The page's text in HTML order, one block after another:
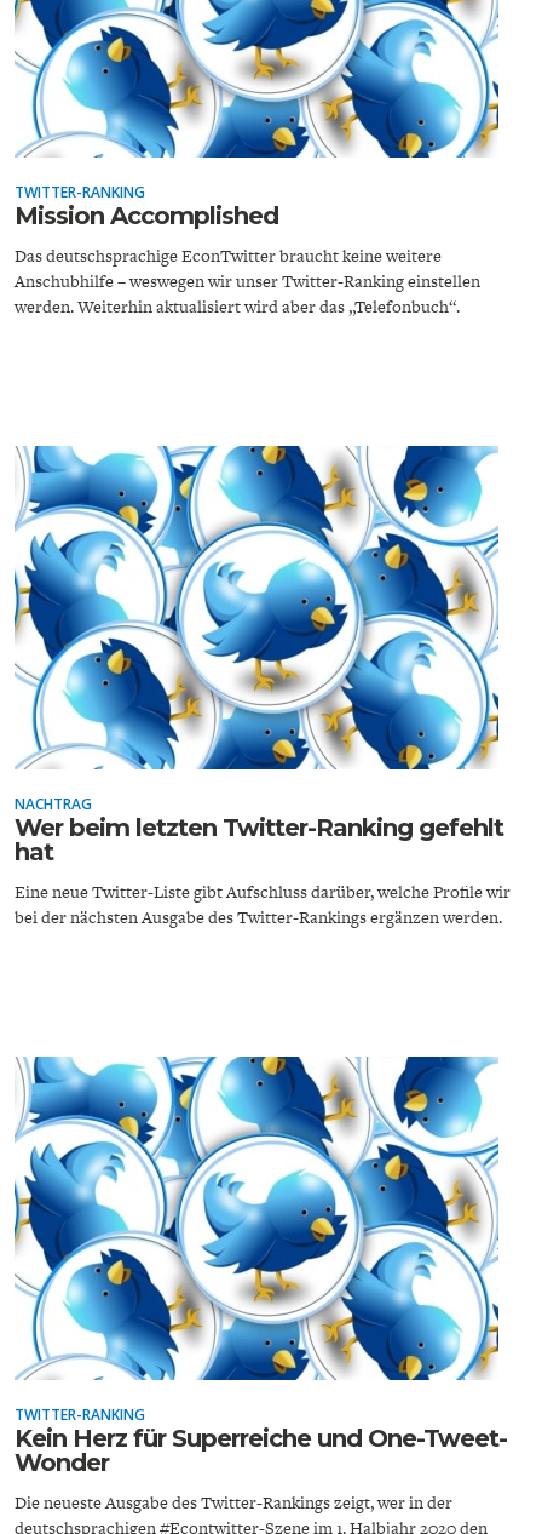
FACHKRÄFTEMANGEL
DAS DEUTSCHE
GESUNDHEITSWESEN
DIE NÄCHSTE STUFE DER
GERMANOMICS
FINANZMÄRKTE
GELDPOLITIK
GESELLSCHAFT
HÖRSAAL
TWITTER-RANKING
Mission Accomplished
Das deutschsprachige EconTwitter braucht keine weitere
Anschubhilfe – weswegen wir unser Twitter-Ranking einstellen
werden. Weiterhin aktualisiert wird aber das „Telefonbuch“.
NACHTRAG
Wer beim letzten Twitter-Ranking gefehlt
hat
Eine neue Twitter-Liste gibt Aufschluss darüber, welche Profile wir
bei der nächsten Ausgabe des Twitter-Rankings ergänzen werden.
TWITTER-RANKING
Kein Herz für Superreiche und One-Tweet-
Wonder
Die neueste Ausgabe des Twitter-Rankings zeigt, wer in der
deutschsprachigen #Econtwitter-Szene im 1. Halbjahr 2020 den